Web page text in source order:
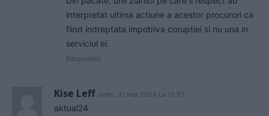
interpretat ultima actiune a acestor procurori ca
fiind indreptata impotriva coruptiei si nu una in
serviciul ei.
Răspundeți
Kise Leff vineri, 31 mai 2024 La 15.57
aktual24